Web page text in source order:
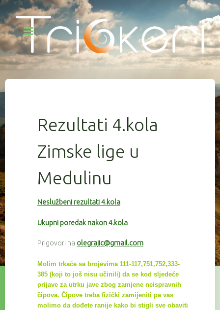
Rezultati 4.kola
Zimske lige u
Medulinu
Neslužbeni rezultati 4.kola
Ukupni poredak nakon 4.kola
Prigovori na olegrajic@gmail.com
Molim trkače sa brojevima 111-117,751,752,333-
385 (koji to još nisu učinili) da se kod sljedeće
prijave za utrku jave zbog zamjene neispravnih
čipova. Čipove treba fizički zamijeniti pa vas
molimo da dođete ranije kako bi stigli sve obaviti